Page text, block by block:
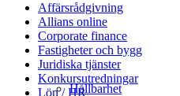
Hållbarhet
Affärsrådgivning
Allians online
Corporate finance
Fastigheter och bygg
Juridiska tjänster
Konkursutredningar
Lön / HR